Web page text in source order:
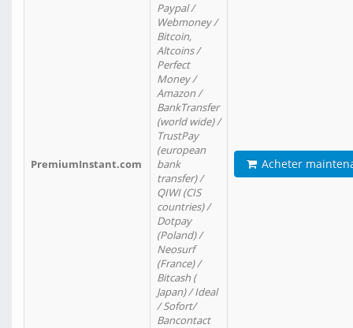
PremiumInstant.com
Paypal /
Webmoney /
Bitcoin,
Altcoins /
Perfect
Money /
Amazon /
BankTransfer
(world wide) /
TrustPay
(european
bank
transfer) /
QIWI (CIS
countries) /
Dotpay
(Poland) /
Neosurf
(France) /
Bitcash (
Japan) / Ideal
/ Sofort/
Bancontact
Acheter